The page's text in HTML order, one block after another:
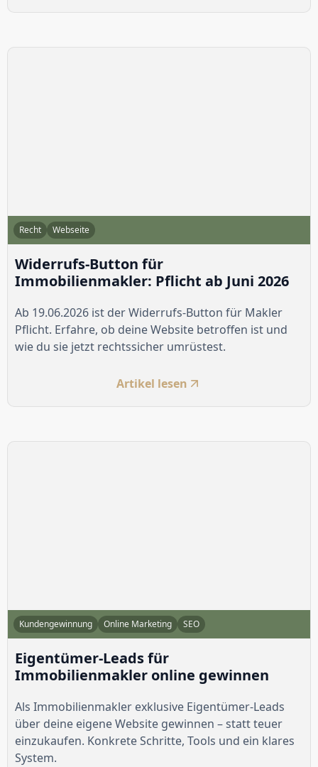
Recht Webseite
Widerrufs-Button für
Immobilienmakler: Pflicht ab Juni 2026
Ab 19.06.2026 ist der Widerrufs-Button für Makler
Pflicht. Erfahre, ob deine Website betroffen ist und
wie du sie jetzt rechtssicher umrüstest.
Artikel lesen
Kundengewinnung Online Marketing SEO
Eigentümer-Leads für
Immobilienmakler online gewinnen
Als Immobilienmakler exklusive Eigentümer-Leads
über deine eigene Website gewinnen – statt teuer
einzukaufen. Konkrete Schritte, Tools und ein klares
System.